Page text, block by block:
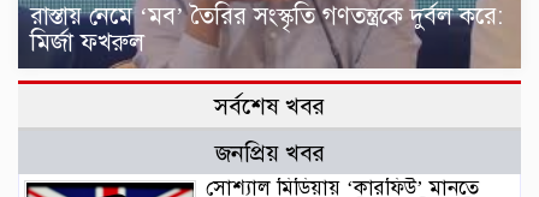
রাস্তায় নেমে ‘মব’ তৈরির সংস্কৃতি গণতন্ত্রকে দুর্বল করে:
মির্জা ফখরুল
সর্বশেষ খবর
জনপ্রিয় খবর
সোশ্যাল মিডিয়ায় ‘কারফিউ’ মানতে